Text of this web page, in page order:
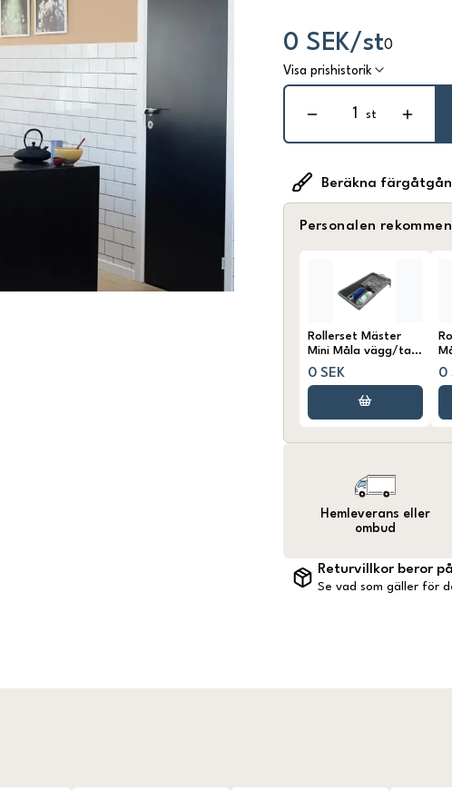
0 SEK/st0
Visa prishistorik
st
Beräkna
Personalen
Rollerset Mäster
Mini Måla vägg/tak
10 cm
0 SEK 0
Hemleverans eller
ombud
Returvillkor beror
Se vad som gäller för